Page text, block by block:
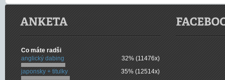
Co máte radši
anglický dabing
32% (11476x)
japonsky + titulky
35% (12514x)